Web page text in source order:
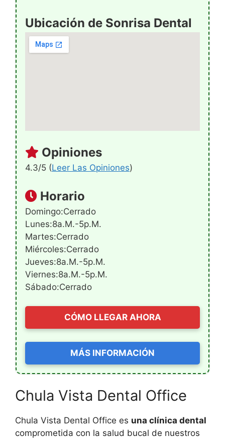
Ubicación de Sonrisa Dental
Opiniones
4.3/5 (Leer Las Opiniones)
Horario
Domingo:Cerrado
Lunes:8a.m.-5p.m.
Martes:Cerrado
Miércoles:Cerrado
Jueves:8a.m.-5p.m.
Viernes:8a.m.-5p.m.
Sábado:Cerrado
CÓMO LLEGAR AHORA
MÁS INFORMACIÓN
Chula Vista Dental Office
Chula Vista Dental Office es una clínica dental
comprometida con la salud bucal de nuestros